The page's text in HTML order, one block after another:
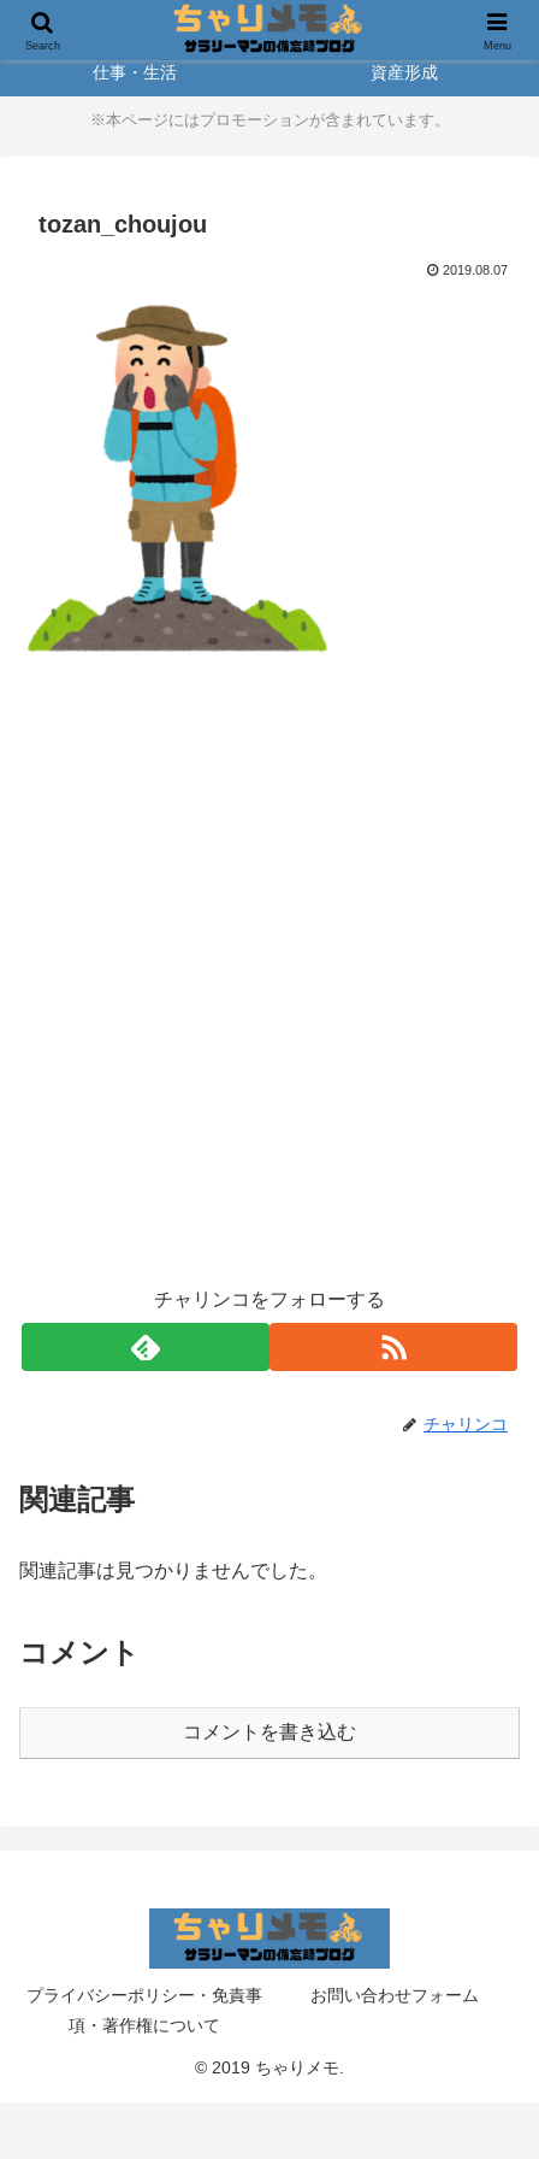
製品レビュー
仕事・生活 資産形成
※本ページにはプロモーションが含まれています。
tozan_choujou
2019.08.07
チャリンコをフォローする
チャリンコ
関連記事
関連記事は見つかりませんでした。
コメント
コメントを書き込む
プライバシーポリシー・免責事
項・著作権について
お問い合わせフォーム
© 2019 ちゃりメモ.
Search Menu